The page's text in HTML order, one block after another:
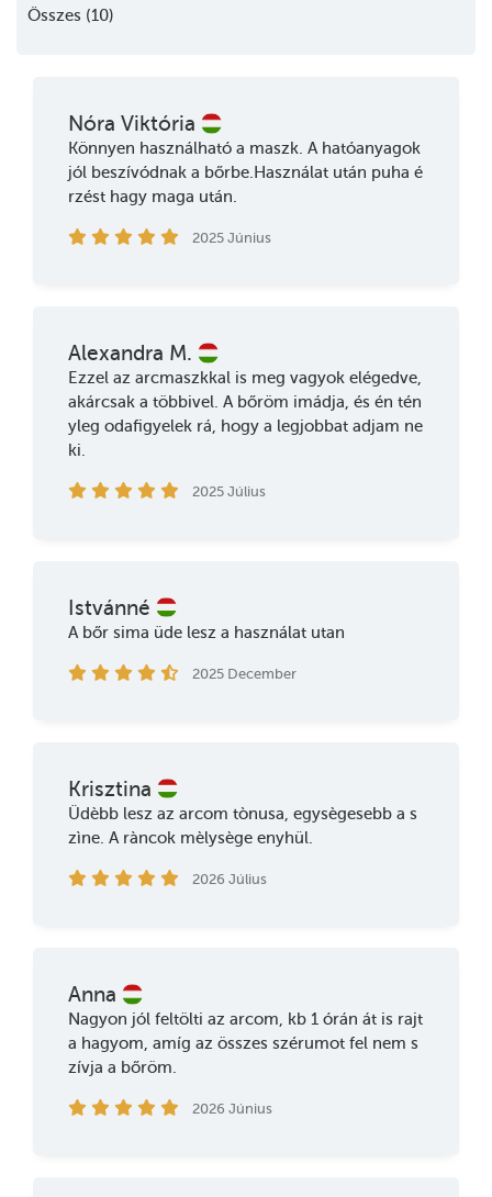
Összes (10)
Nóra Viktória
Könnyen használható a maszk. A hatóanyagok
jól beszívódnak a bőrbe.Használat után puha é
rzést hagy maga után.
2025 Június
Alexandra M.
Ezzel az arcmaszkkal is meg vagyok elégedve,
akárcsak a többivel. A bőröm imádja, és én tén
yleg odafigyelek rá, hogy a legjobbat adjam ne
ki.
2025 Július
Istvánné
A bőr sima üde lesz a használat utan
2025 December
Krisztina
Üdèbb lesz az arcom tònusa, egysègesebb a s
zìne. A ràncok mèlysège enyhül.
2026 Július
Anna
Nagyon jól feltölti az arcom, kb 1 órán át is rajt
a hagyom, amíg az összes szérumot fel nem s
zívja a bőröm.
2026 Június